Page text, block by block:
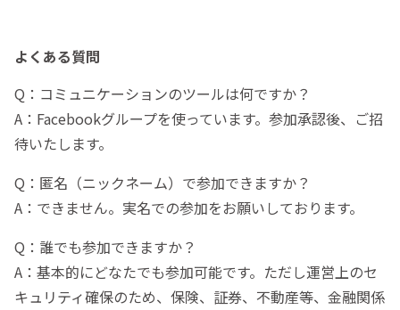
よくある質問
Q：コミュニケーションのツールは何ですか？
A：Facebookグループを使っています。参加承認後、ご招
待いたします。
Q：匿名（ニックネーム）で参加できますか？
A：できません。実名での参加をお願いしております。
Q：誰でも参加できますか？
A：基本的にどなたでも参加可能です。ただし運営上のセ
キュリティ確保のため、保険、証券、不動産等、金融関係